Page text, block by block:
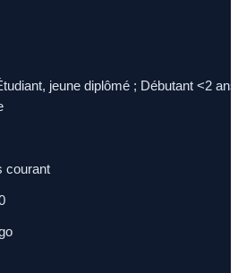
jeune diplômé ; Débutant <2 ans
courant